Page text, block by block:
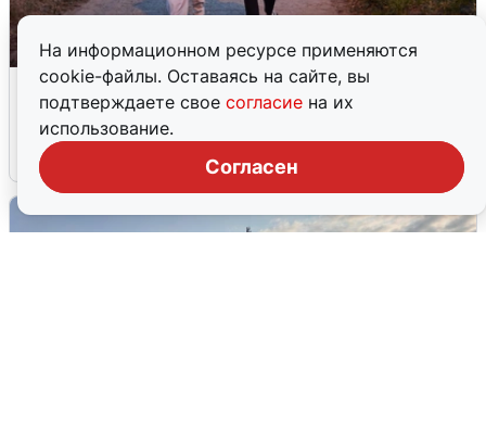
На информационном ресурсе применяются
cookie-файлы. Оставаясь на сайте, вы
подтверждаете свое согласие на их
использование.
Согласен
Опубликована карта отключений
воды в Воронеже
6 августа